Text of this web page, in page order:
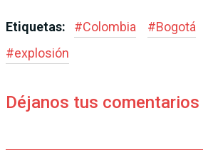
Etiquetas: #Colombia #Bogotá
#explosión
Déjanos tus comentarios